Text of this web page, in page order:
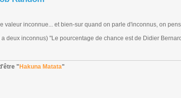
valeur inconnue... et bien-sur quand on parle d'inconnus, on
deux inconnus) "Le pourcentage de chance est de Didier
" Hakuna Matata"